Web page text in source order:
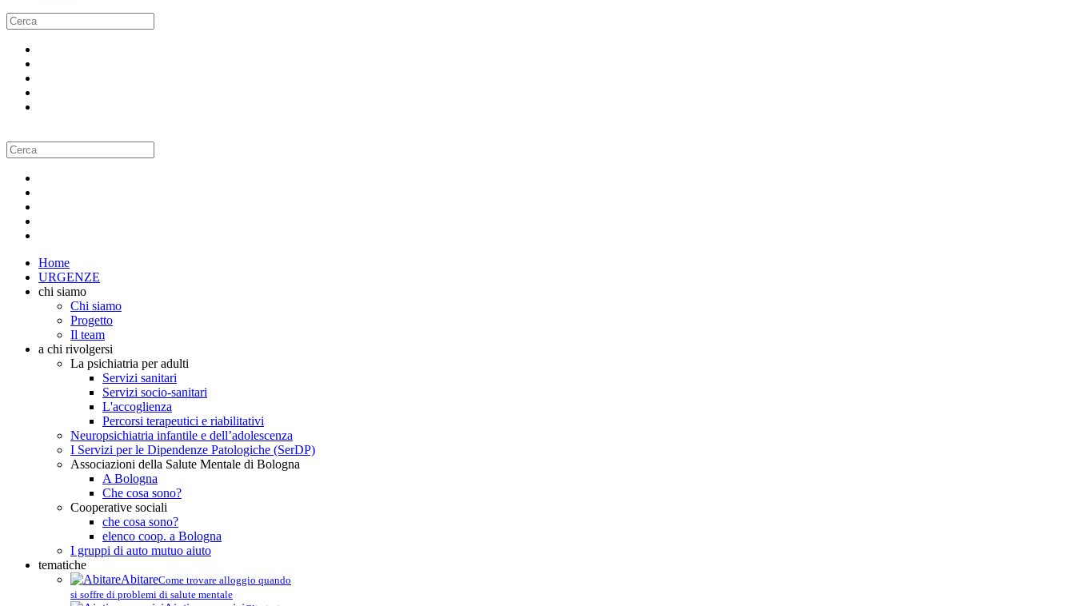
Home
URGENZE
chi siamo
Chi siamo
Progetto
Il team
a chi rivolgersi
La psichiatria per adulti
Servizi sanitari
Servizi socio-sanitari
L'accoglienza
Percorsi terapeutici e riabilitativi
Neuropsichiatria infantile e dell’adolescenza
I Servizi per le Dipendenze Patologiche (SerDP)
Associazioni della Salute Mentale di Bologna
A Bologna
Che cosa sono?
Cooperative sociali
che cosa sono?
elenco coop. a Bologna
I gruppi di auto mutuo aiuto
tematiche
AbitareCome trovare alloggio quando
si soffre di problemi di salute mentale